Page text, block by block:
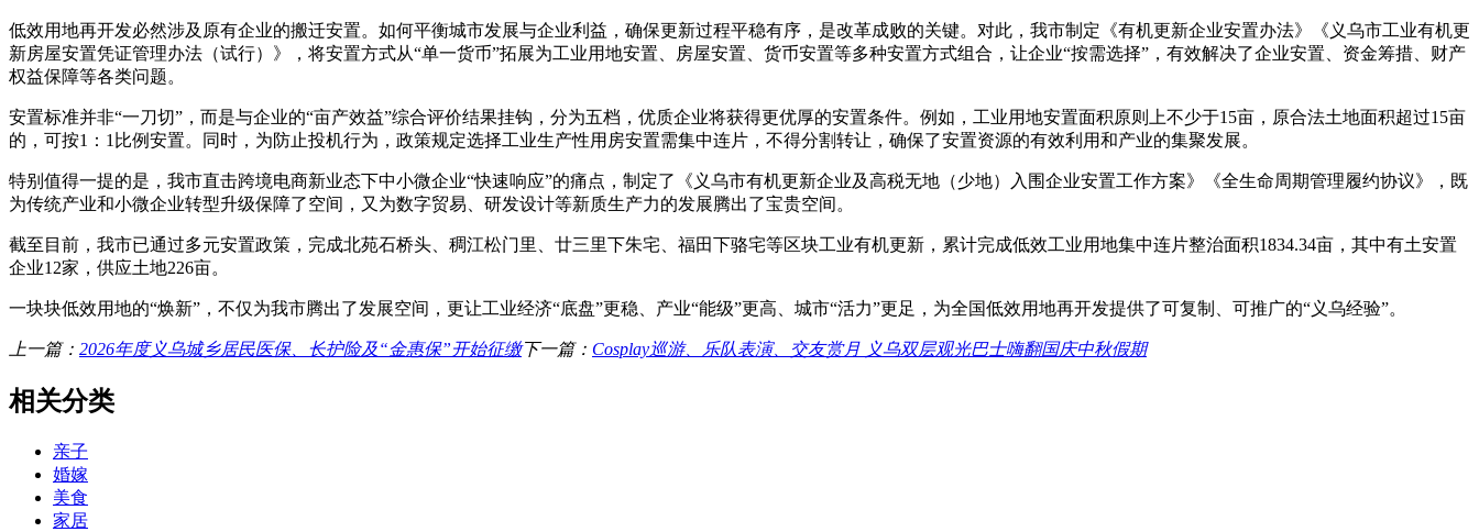
低效用地再开发必然涉及原有企业的搬迁安置。如何平衡城市发展与企业利益，确保更新过程平稳有序，是改革成败的关键。对此，我市制定《有机更新企业安置办法》《义乌市工业有机更
新房屋安置凭证管理办法（试行）》，将安置方式从“单一货币”拓展为工业用地安置、房屋安置、货币安置等多种安置方式组合，让企业“按需选择”，有效解决了企业安置、资金筹措、财产
权益保障等各类问题。
安置标准并非“一刀切”，而是与企业的“亩产效益”综合评价结果挂钩，分为五档，优质企业将获得更优厚的安置条件。例如，工业用地安置面积原则上不少于15亩，原合法土地面积超过15亩
的，可按1：1比例安置。同时，为防止投机行为，政策规定选择工业生产性用房安置需集中连片，不得分割转让，确保了安置资源的有效利用和产业的集聚发展。
特别值得一提的是，我市直击跨境电商新业态下中小微企业“快速响应”的痛点，制定了《义乌市有机更新企业及高税无地（少地）入围企业安置工作方案》《全生命周期管理履约协议》，既
为传统产业和小微企业转型升级保障了空间，又为数字贸易、研发设计等新质生产力的发展腾出了宝贵空间。
截至目前，我市已通过多元安置政策，完成北苑石桥头、稠江松门里、廿三里下朱宅、福田下骆宅等区块工业有机更新，累计完成低效工业用地集中连片整治面积1834.34亩，其中有土安置
企业12家，供应土地226亩。
一块块低效用地的“焕新”，不仅为我市腾出了发展空间，更让工业经济“底盘”更稳、产业“能级”更高、城市“活力”更足，为全国低效用地再开发提供了可复制、可推广的“义乌经验”。
上一篇： 2026年度义乌城乡居民医保、长护险及“金惠保”开始征缴下一篇： Cosplay巡游、乐队表演、交友赏月 义乌双层观光巴士嗨翻国庆中秋假期
相关分类
亲子
婚嫁
美食
家居